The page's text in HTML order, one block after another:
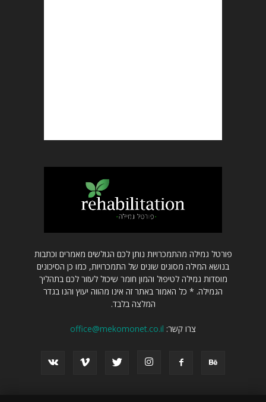
פורטל גמילה מהתמכרויות נותן לכם הגולשים מאמרים וכתבות
בנושא המילה מסוגים שונים של התמכרויות, כמו כן הסיכונים
מוסדות גמילה לטיפול והמון חומר שיכול לעזור לכם בתהליך
הגמילה. * כל האמור באתר זה אינו מהווה יעוץ והנו בגדר
המלצה בלבד.
צרו קשר: office@mekomonet.co.il